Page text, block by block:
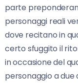
parte
personaggi reali
dove recitano in
certo sfuggito il
in occasione del
personaggio a